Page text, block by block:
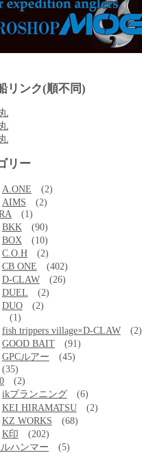
リンク(順不同)
リー
A.ONE (2)
AIMS
(2)
(1)
BKK (90)
BOX (10)
C.O.H (2)
CB ONE (402)
D-CLAW (26)
DUEL (2)
DUO
(2)
(1)
fish trippers village×D-CLAW (2)
GOOD BAIT (91)
GPCルアー
(45)
(35)
(2)
ikプランニング (6)
KEI HIRAMATSU (2)
KZ WORKS (68)
K印
(202)
ハンマー
(5)